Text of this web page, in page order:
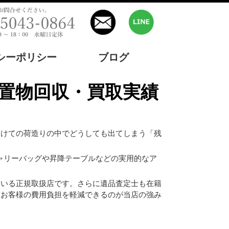
ーポリシー ブログ
物回収・買取実績
ての荷造りの中でどうしても出てしまう「残
ーバッグや昇降テーブルなどの実用的なア
る正規取扱店です。さらに遺品査定士も在籍
客様の費用負担を軽減できるのが当店の強み